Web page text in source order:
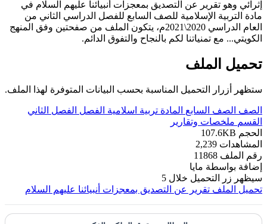
إثرائي وهو تقرير عن التصديق بمعجزات أنبيائنا عليهم السلام في
مادة التربية الإسلامية للصف السابع للفصل الدراسي الثاني من
العام الدراسي 2020\2021م، يتكون الملف من صفحتين وفق المنهج
الكويتي... مع تمنياتنا لكم بالنجاح والتفوق الدائم.
تحميل الملف
ستظهر أزرار التحميل المناسبة بحسب البيانات المتوفرة لهذا الملف.
الصف الصف السابع المادة تربية اسلامية الفصل
الفصل الثاني
القسم ملخصات وتقارير
الحجم 107.6KB
المشاهدات 2,239
رقم الملف 11868
إضافة بواسطة مايا
سيظهر زر التحميل خلال 5
تحميل الملف تقرير عن التصديق بمعجزات أنبيائنا عليهم السلام